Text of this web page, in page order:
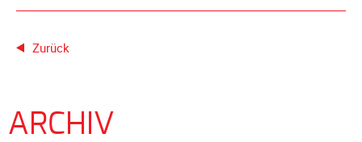
Aktionen
Unterfahrschutz
Zurück
ARCHIV